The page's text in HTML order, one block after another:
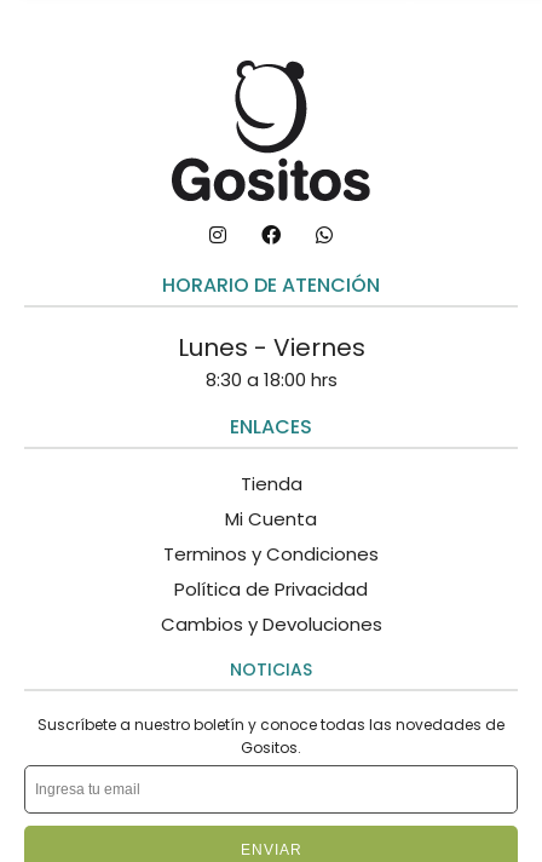
HORARIO DE ATENCIÓN
Lunes - Viernes
8:30 a 18:00 hrs
ENLACES
Tienda
Mi Cuenta
Terminos y Condiciones
Política de Privacidad
Cambios y Devoluciones
NOTICIAS
Suscríbete a nuestro boletín y conoce todas las novedades de
Gositos.
ENVIAR